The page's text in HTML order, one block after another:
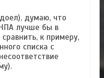
думаю, что
лучше бы в
к примеру,
списка с